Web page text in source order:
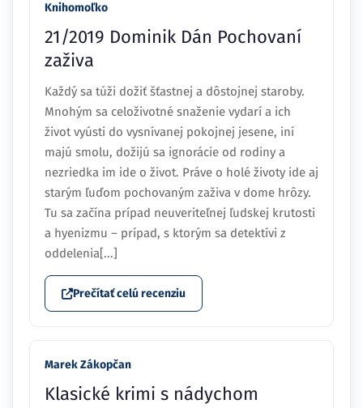
Knihomoľko
21/2019 Dominik Dán Pochovaní
zaživa
Každý sa túži dožiť šťastnej a dôstojnej staroby.
Mnohým sa celoživotné snaženie vydarí a ich
život vyústi do vysnívanej pokojnej jesene, iní
majú smolu, dožijú sa ignorácie od rodiny a
nezriedka im ide o život. Práve o holé životy ide aj
starým ľuďom pochovaným zaživa v dome hrôzy.
Tu sa začína prípad neuveriteľnej ľudskej krutosti
a hyenizmu – prípad, s ktorým sa detektívi z
oddelenia[...]
Prečítať celú recenziu
Marek Zákopčan
Klasické krimi s nádychom